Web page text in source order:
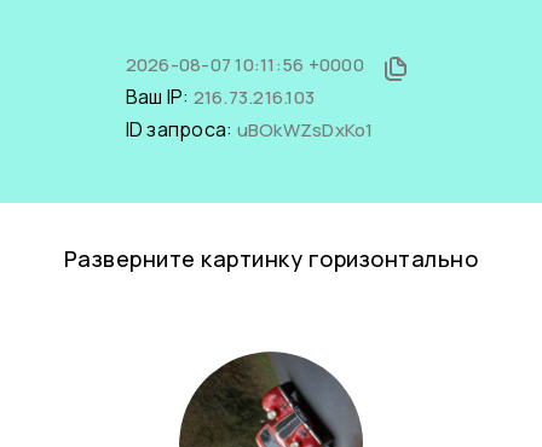
2026-08-07 10:11:56 +0000
Ваш IP: 216.73.216.103
ID запроса: uBOkWZsDxKo1
Разверните картинку горизонтально